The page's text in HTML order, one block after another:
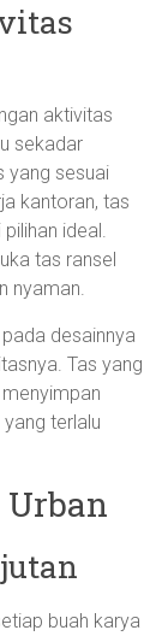
aktivitas
sekadar
yang sesuai
kantoran, tas
ideal.
tas ransel
nyaman.
desainnya
Tas yang
terlalu
Urban
buah karya